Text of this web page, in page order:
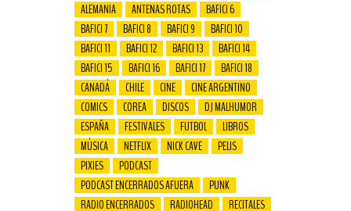
ALEMANIA
ANTENAS ROTAS
BAFICI 6
BAFICI 7
BAFICI 8 BAFICI 9
BAFICI 10
BAFICI 11
BAFICI 12 BAFICI 13
BAFICI 14
BAFICI 15
BAFICI 16 BAFICI 17
BAFICI 18
CANADÁ
CHILE CINE
CINE ARGENTINO
COMICS
COREA DISCOS
DJ MALHUMOR
ESPAÑA
FESTIVALES FUTBOL
LIBROS
MÚSICA
NETFLIX NICK CAVE
PELIS
PIXIES
PODCAST
PODCAST ENCERRADOS AFUERA
PUNK
RADIO ENCERRADOS
RADIOHEAD
RECITALES